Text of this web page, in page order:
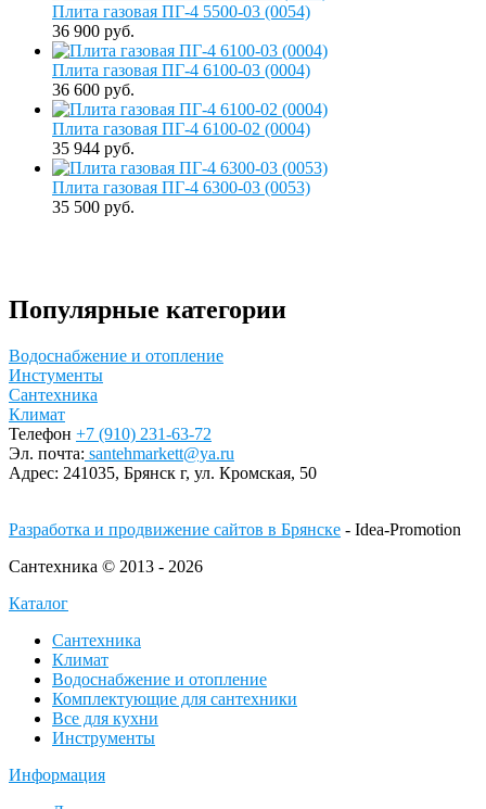
Плита газовая ПГ-4 5500-03 (0054)
36 900 руб.
Плита газовая ПГ-4 6100-03 (0004)
36 600 руб.
Плита газовая ПГ-4 6100-02 (0004)
35 944 руб.
Плита газовая ПГ-4 6300-03 (0053)
35 500 руб.
Популярные категории
Водоснабжение и отопление
Инстументы
Сантехника
Климат
Телефон +7 (910) 231-63-72
Эл. почта: santehmarkett@ya.ru
Адрес: 241035, Брянск г, ул. Кромская, 50
Разработка и продвижение сайтов в Брянске - Idea-Promotion
Сантехника © 2013 - 2026
Каталог
Сантехника
Климат
Водоснабжение и отопление
Комплектующие для сантехники
Все для кухни
Инструменты
Информация